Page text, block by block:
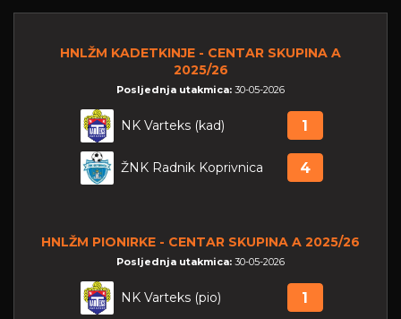
HNLŽM KADETKINJE - CENTAR SKUPINA A
2025/26
Posljednja utakmica: 30-05-2026
NK Varteks (kad) 1
ŽNK Radnik Koprivnica 4
HNLŽM PIONIRKE - CENTAR SKUPINA A 2025/26
Posljednja utakmica: 30-05-2026
NK Varteks (pio) 1